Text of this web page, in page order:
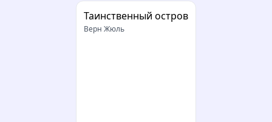
Таинственный остров
Верн Жюль